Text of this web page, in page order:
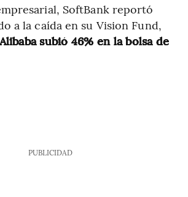
SoftBank reportó
a la caída en su Vision Fund,
subió 46% en la bolsa de
PUBLICIDAD